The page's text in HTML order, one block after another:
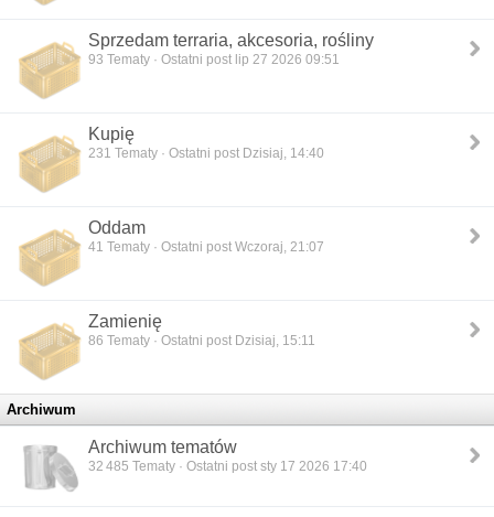
Sprzedam terraria, akcesoria, rośliny
93 Tematy · Ostatni post lip 27 2026 09:51
Kupię
231 Tematy · Ostatni post Dzisiaj, 14:40
Oddam
41 Tematy · Ostatni post Wczoraj, 21:07
Zamienię
86 Tematy · Ostatni post Dzisiaj, 15:11
Archiwum
Archiwum tematów
32 485 Tematy · Ostatni post sty 17 2026 17:40